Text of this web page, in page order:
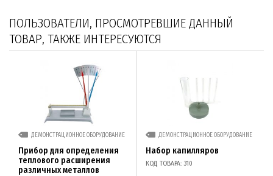
ПОЛЬЗОВАТЕЛИ, ПРОСМОТРЕВШИЕ ДАННЫЙ
ТОВАР, ТАКЖЕ ИНТЕРЕСУЮТСЯ
ДЕМОНСТРАЦИОННОЕ ОБОРУДОВАНИЕ
Прибор для определения
теплового расширения
различных металлов
ДЕМОНСТРАЦИОННОЕ ОБОРУДОВАНИЕ
Набор капилляров
КОД ТОВАРА: 310